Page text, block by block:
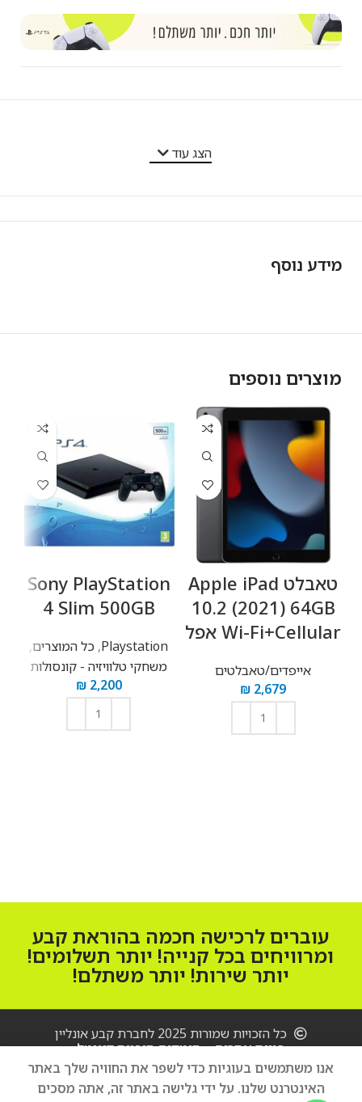
הצג עוד
מידע נוסף
מוצרים נוספים
טאבלט Apple iPad
10.2 (2021) 64GB
Wi-Fi+Cellular אפל
אייפדים/טאבלטים
₪ 2,679
Sony PlayStation
4 Slim 500GB
Playstation
, כל המוצרים,
משחקי טלוויזיה - קונסולות
₪2,200
עוברים לרכישה חכמה בהוראת קבע
ומרוויחים בכל קנייה! יותר תשלומים!
יותר שירות! יותר משתלם!
כל הזכויות שמורות 2025 לחברת קבע אונליין
בניית אתרים – סיטקום סוכנות דיגיטל
אנו משתמשים בעוגיות כדי לשפר את החוויה שלך באתר
האינטרנט שלנו. על ידי גלישה באתר זה, אתה מסכים
Apple
iPad
הוספה לסל